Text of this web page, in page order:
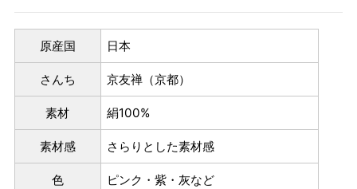
原産国 日本
さんち 京友禅（京都）
素材 絹100%
素材感 さらりとした素材感
色 ピンク・紫・灰など